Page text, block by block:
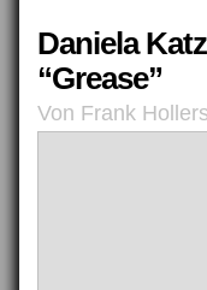
Daniela
“Grease”
Von Frank